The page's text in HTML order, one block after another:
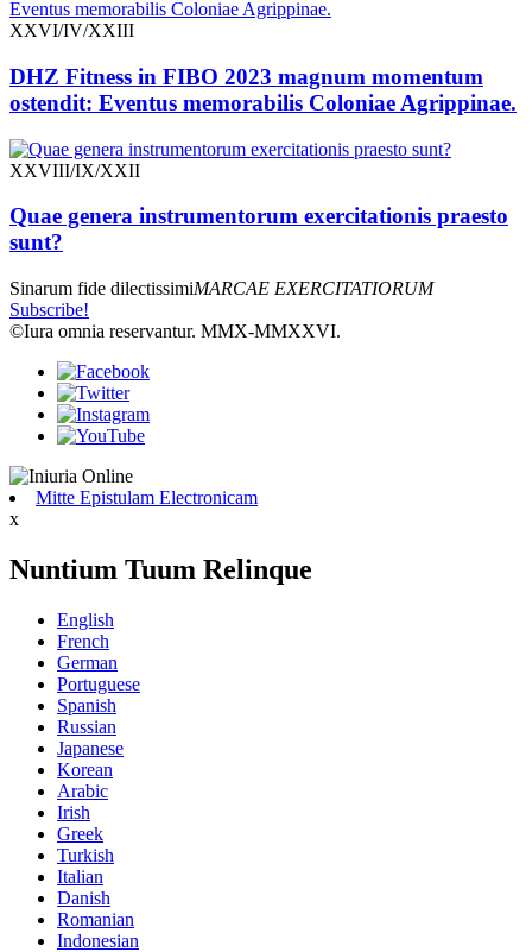
XXVI/IV/XXIII
DHZ Fitness in FIBO 2023 magnum momentum
ostendit: Eventus memorabilis Coloniae Agrippinae.
XXVIII/IX/XXII
Quae genera instrumentorum exercitationis praesto
sunt?
Sinarum fide dilectissimiMARCAE EXERCITATIORUM
Subscribe!
©Iura omnia reservantur. MMX-MMXXVI.
Mitte Epistulam Electronicam
x
Nuntium Tuum Relinque
English
French
German
Portuguese
Spanish
Russian
Japanese
Korean
Arabic
Irish
Greek
Turkish
Italian
Danish
Romanian
Indonesian